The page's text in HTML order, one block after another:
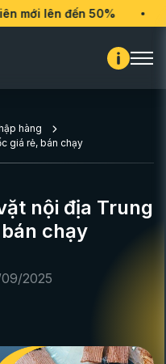
đến 50% VMT
hàng
giá rẻ, bán chạy
nội địa Trung
chạy
2025